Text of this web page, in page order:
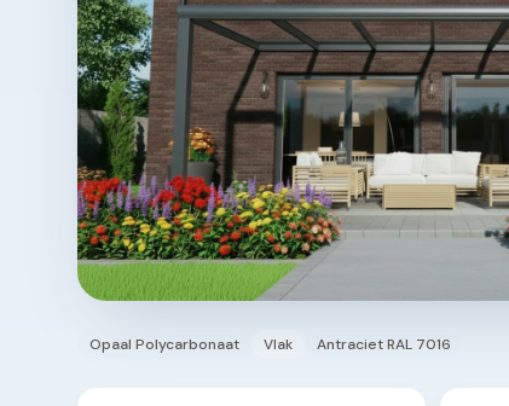
Opaal Polycarbonaat Vlak Antraciet RAL 7016